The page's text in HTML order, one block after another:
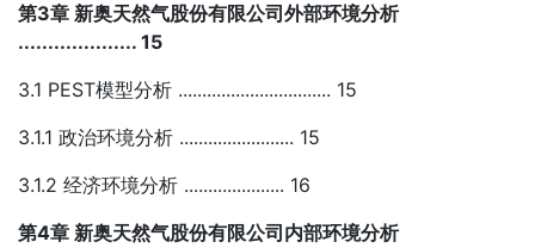
第3章 新奥天然气股份有限公司外部环境分析
.................... 15
3.1 PEST模型分析 ................................ 15
3.1.1 政治环境分析 ........................ 15
3.1.2 经济环境分析 ..................... 16
第4章 新奥天然气股份有限公司内部环境分析